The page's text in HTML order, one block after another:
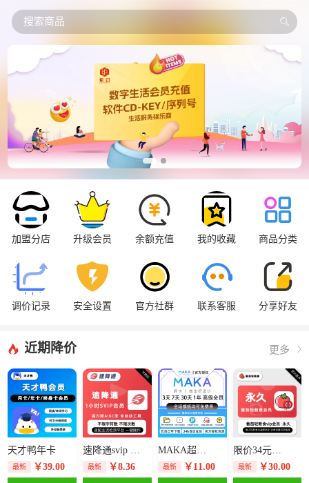
搜索商品
加盟分店 升级会员 余额充值 我的收藏 商品分类
调价记录 安全设置 官方社群 联系客服 分享好友
近期降价 更多
天才鸭年卡
最新 ￥39.00
速降通svip 1小时卡【限价14元】
最新 ￥8.36
MAKA超级会员3天-限价12.5元
最新 ￥ 11.00
限价34元番茄轻断食永久卡
最新 ￥30.00